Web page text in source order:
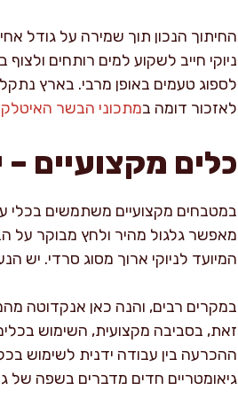
החיתוך הנכון תוך שמירה על גודל
ניוקי חייב לשקוע למים רותחים
לספוג טעמים באופן מרבי. בארץ
לאזכור דומה במתכוני הבשר
כלים מקצועיים –
מאפשר גלגול מהיר ולחץ מבוקר על
המיועד לניוקי ארוך מסוג סרדי. יש
במקרים רבים, והנה כאן אנקדוטה
זאת, בסביבה מקצועית, השימוש
ההכרעה בין עבודה ידנית לשימוש
גיאומטריים חדים מדברים בשפה של